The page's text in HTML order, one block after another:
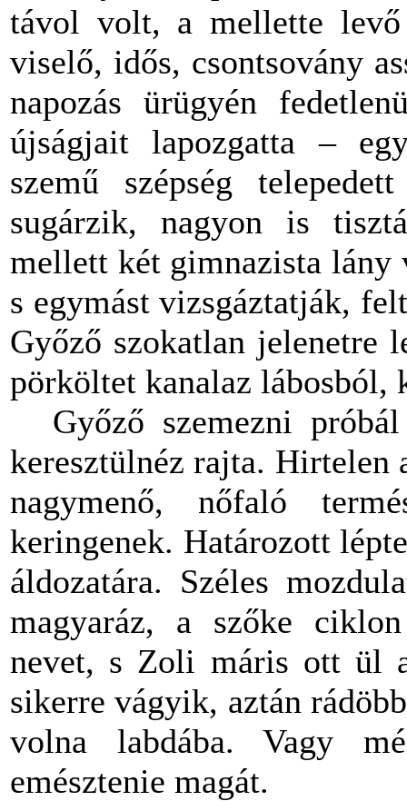
távol volt, a mellette levő
viselő, idős, csontsovány
napozás ürügyén
újságjait lapozgatta –
szemű szépség
sugárzik, nagyon is
mellett két gimnazista lány
s egymást vizsgáztatják,
Győző szokatlan jelenetre
pörköltet kanalaz lábosból,
Győző szemezni
keresztülnéz rajta.
nagymenő, nőfaló
keringenek. Határozott
áldozatára. Széles
magyaráz, a szőke
nevet, s Zoli máris ott ül
sikerre vágyik, aztán
volna labdába. Vagy
emésztenie magát.